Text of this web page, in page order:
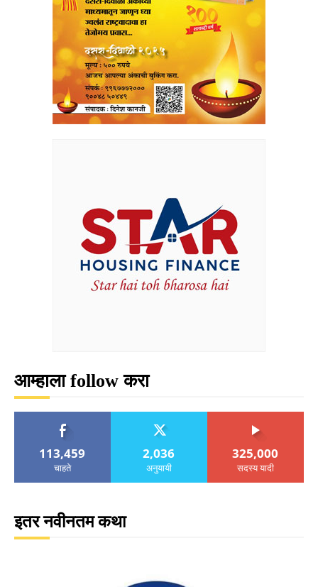
आम्हाला follow करा
113,459
चाहते
2,036
अनुयायी
325,000
सदस्य यादी
इतर नवीनतम कथा